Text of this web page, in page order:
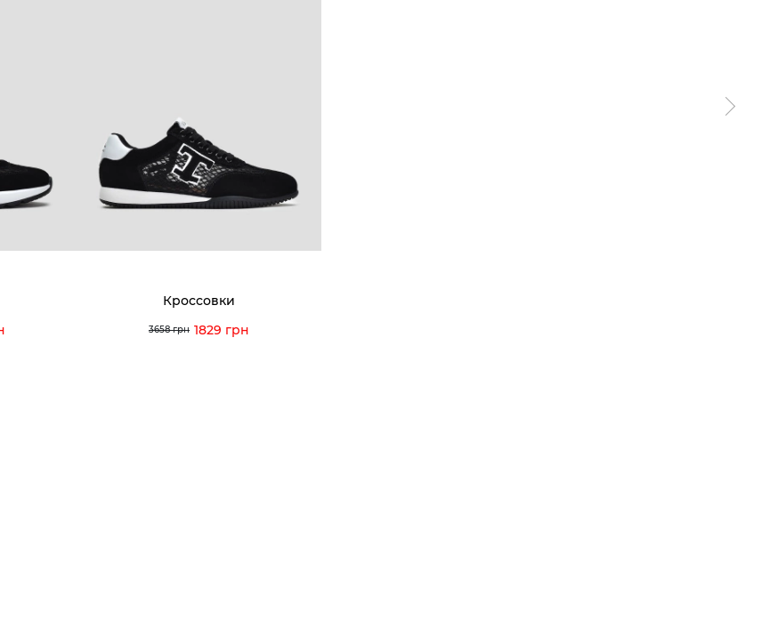
Кроссовки
3658 грн 1829 грн
Вакансии и Работа
Наши магазины